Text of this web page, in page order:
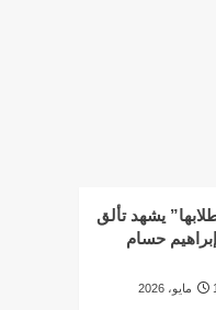
يشهد تألق
حسام